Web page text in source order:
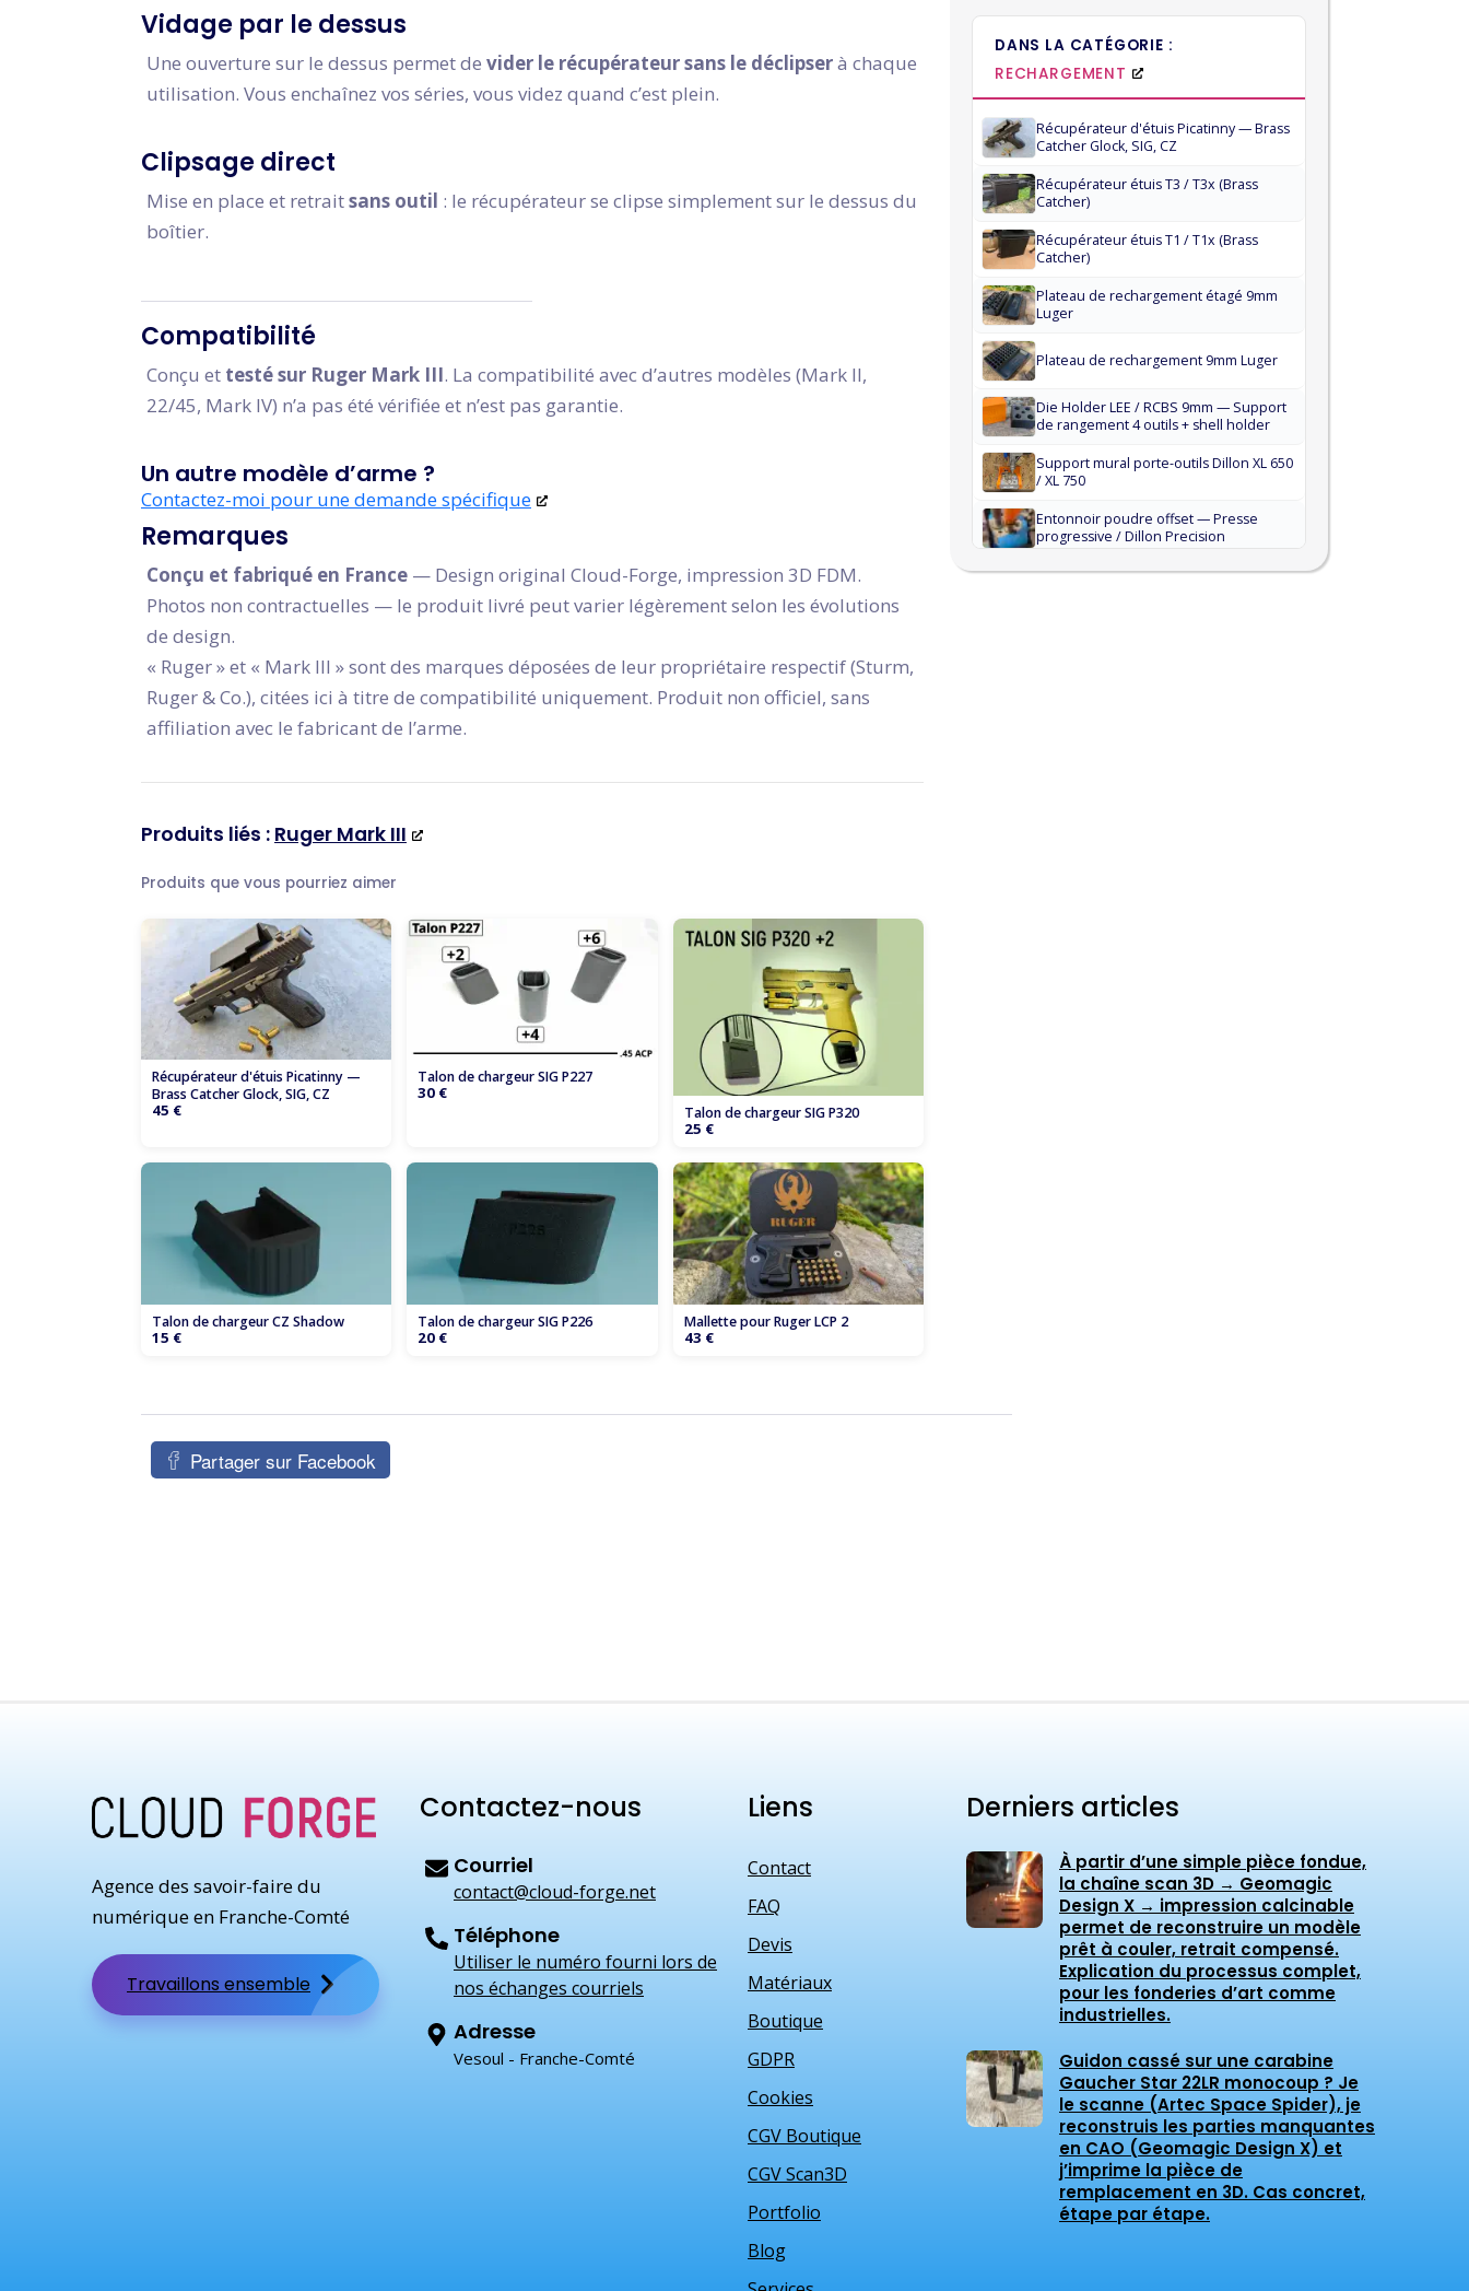
Vidage par le dessus
Une ouverture sur le dessus permet de vider le récupérateur sans le déclipserà chaque
utilisation. Vous enchaînez vos séries, vous videz quand c’est plein.
Clipsage direct
Mise en place et retraitsans outil : le récupérateur se clipse simplement sur le dessus du
boîtier.
Compatibilité
Conçu et testé sur Ruger Mark III. La compatibilité avec d’autres modèles (Mark II,
22/45, Mark IV) n’a pas été vérifiée et n’est pas garantie.
Un autre modèle d’arme ?
Contactez-moi pour une demande spécifique
Remarques
Conçu et fabriqué en France — Design original Cloud-Forge, impression 3D FDM.
Photos non contractuelles — le produit livré peut varier légèrement selon les évolutions
de design.
« Ruger » et « Mark III » sont des marques déposées de leur propriétaire respectif (Sturm,
Ruger & Co.), citées ici à titre de compatibilité uniquement. Produit non officiel, sans
affiliation avec le fabricant de l’arme.
Produits liés : Ruger Mark III
Produits que vous pourriez aimer
Récupérateur d'étuis Picatinny —
Brass Catcher Glock, SIG, CZ
45 €
Talon de chargeur SIG P227
30 €
Talon de chargeur SIG P320
25 €
Talon de chargeur CZ Shadow
15 €
Talon de chargeur SIG P226
20 €
Mallette pour Ruger LCP 2
43 €
DANS LA CATÉGORIE :
RECHARGEMENT
Récupérateur d'étuis Picatinny — Brass
Catcher Glock, SIG, CZ
Récupérateur étuis T3 / T3x (Brass
Catcher)
Récupérateur étuis T1 / T1x (Brass
Catcher)
Plateau de rechargement étagé 9mm
Luger
Plateau de rechargement 9mm Luger
Die Holder LEE / RCBS 9mm — Support
de rangement 4 outils + shell holder
Support mural porte-outils Dillon XL 650
/ XL 750
Entonnoir poudre offset — Presse
progressive / Dillon Precision
Rack mural shell holders — 12
Partager sur Facebook
Agence des savoir-faire du
numérique en Franche-Comté
Travaillons ensemble
Contactez-nous
Courriel
contact@cloud-forge.net
Téléphone
Utiliser le numéro fourni lors de
nos échanges courriels
Adresse
Vesoul - Franche-Comté
Liens
Contact
FAQ
Devis
Matériaux
Boutique
GDPR
Cookies
CGV Boutique
CGV Scan3D
Portfolio
Blog
Derniers articles
À partir d’une simple pièce fondue,
la chaîne scan 3D → Geomagic
Design X → impression calcinable
permet de reconstruire un modèle
prêt à couler, retrait compensé.
Explication du processus complet,
pour les fonderies d’art comme
industrielles.
Guidon cassé sur une carabine
Gaucher Star 22LR monocoup ? Je
le scanne (Artec Space Spider), je
reconstruis les parties manquantes
en CAO (Geomagic Design X) et
j’imprime la pièce de
remplacement en 3D. Cas concret,
étape par étape.